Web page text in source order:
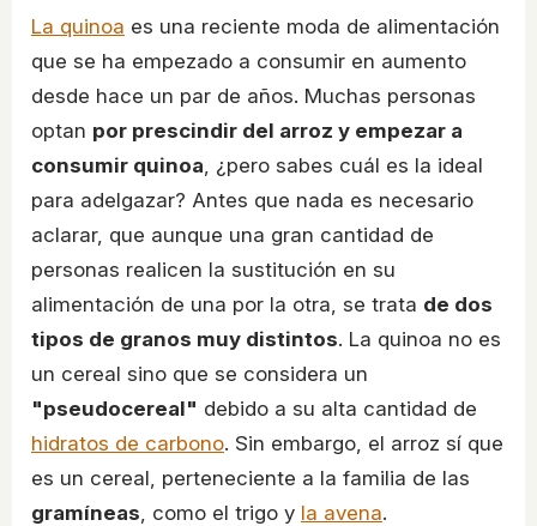
La quinoa es una reciente moda de alimentación
que se ha empezado a consumir en aumento
desde hace un par de años. Muchas personas
optan por prescindir del arroz y empezar a
consumir quinoa , ¿pero sabes cuál es la ideal
para adelgazar? Antes que nada es necesario
aclarar, que aunque una gran cantidad de
personas realicen la sustitución en su
alimentación de una por la otra, se trata de dos
tipos de granos muy distintos. La quinoa no es
un cereal sino que se considera un
"pseudocereal" debido a su alta cantidad de
hidratos de carbono. Sin embargo, el arroz sí que
es un cereal, perteneciente a la familia de las
gramíneas , como el trigo y la avena.